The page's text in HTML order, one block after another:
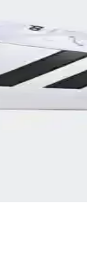
Günlük
günlük ve spor
Adidas
bir arada